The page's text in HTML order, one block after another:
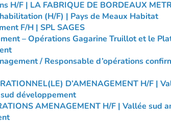
H/F | LA FABRIQUE DE BORDEAUX
(H/F) | Pays de Meaux Habitat
F/H | SPL SAGES
– Opérations Gagarine Truillot et le
/ Responsable d’opérations
D’AMENAGEMENT H/F |
développement
AMENAGEMENT H/F | Vallée sud